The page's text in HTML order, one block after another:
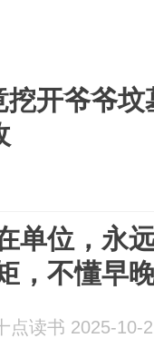
开爷爷坟
单位，永
，不懂早
点读书 2025-10-